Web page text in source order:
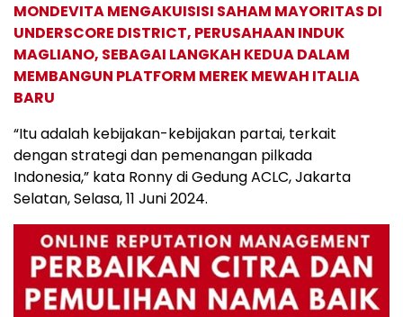
MONDEVITA MENGAKUISISI SAHAM MAYORITAS DI
UNDERSCORE DISTRICT, PERUSAHAAN INDUK
MAGLIANO, SEBAGAI LANGKAH KEDUA DALAM
MEMBANGUN PLATFORM MEREK MEWAH ITALIA
BARU
“Itu adalah kebijakan-kebijakan partai, terkait
dengan strategi dan pemenangan pilkada
Indonesia,” kata Ronny di Gedung ACLC, Jakarta
Selatan, Selasa, 11 Juni 2024.